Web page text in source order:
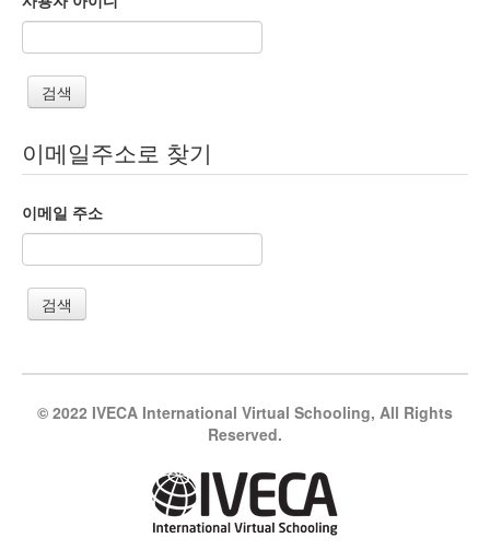
이메일주소로 찾기
이메일 주소
© 2022 IVECA International Virtual Schooling, All Rights
Reserved.